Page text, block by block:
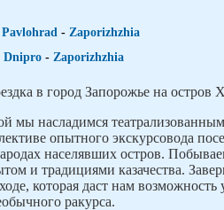
Pavlohrad - Zaporizhzhia
Dnipro - Zaporizhzhia
в город Запорожье на остров
мы насладимся
опытного экскурсовода
населявших остров.
и традициями казачества.
которая даст нам возможность
ракурса.